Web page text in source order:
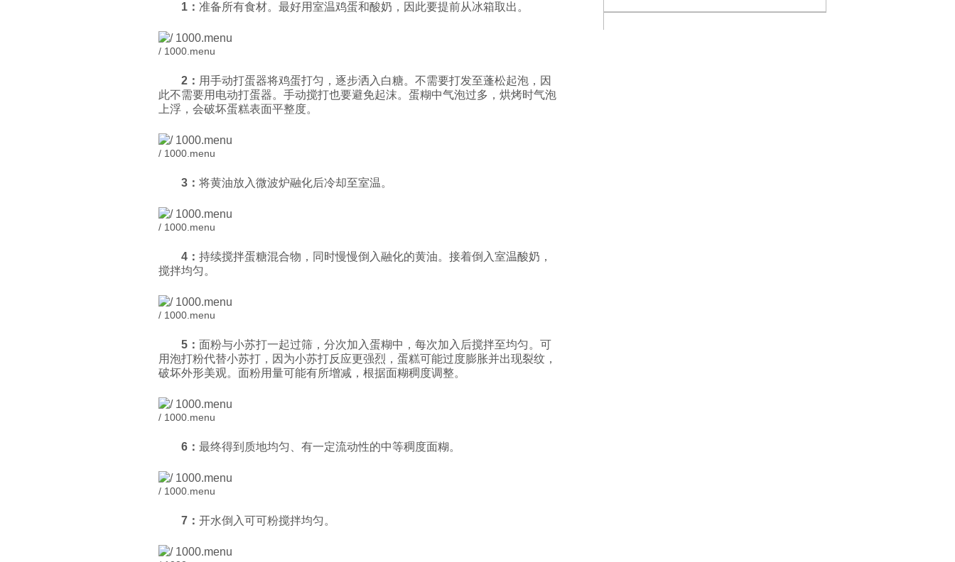
1 ： 准备所有食材。最好用室温鸡蛋和酸奶，因此要提前从冰箱取出。
/ 1000.menu
2 ： 用手动打蛋器将鸡蛋打匀，逐步洒入白糖。不需要打发至蓬松起泡，因
此不需要用电动打蛋器。手动搅打也要避免起沫。蛋糊中气泡过多，烘烤时气泡
上浮，会破坏蛋糕表面平整度。
/ 1000.menu
3 ： 将黄油放入微波炉融化后冷却至室温。
/ 1000.menu
4 ： 持续搅拌蛋糖混合物，同时慢慢倒入融化的黄油。接着倒入室温酸奶，
搅拌均匀。
/ 1000.menu
5 ： 面粉与小苏打一起过筛，分次加入蛋糊中，每次加入后搅拌至均匀。可
用泡打粉代替小苏打，因为小苏打反应更强烈，蛋糕可能过度膨胀并出现裂纹，
破坏外形美观。面粉用量可能有所增减，根据面糊稠度调整。
/ 1000.menu
6 ： 最终得到质地均匀、有一定流动性的中等稠度面糊。
/ 1000.menu
7 ： 开水倒入可可粉搅拌均匀。